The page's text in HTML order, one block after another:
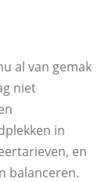
al van gemak
niet
in
en
balanceren.